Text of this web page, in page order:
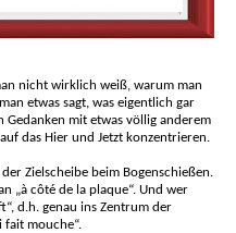
nicht wirklich weiß, warum man
etwas sagt, was eigentlich gar
Gedanken mit etwas völlig anderem
das Hier und Jetzt konzentrieren.
Zielscheibe beim Bogenschießen.
„à côté de la plaque“. Und wer
d.h. genau ins Zentrum der
fait mouche“.